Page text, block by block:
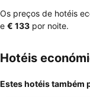
Os preços de hotéis
e ‎€ 133 por noite.
Hotéis
Estes hotéis também